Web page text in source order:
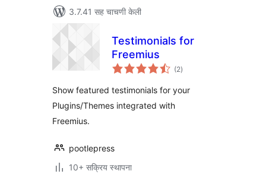
3.7.41 सह चाचणी केली
Testimonials for
Freemius
(2एकूण
मूल्यांकन
)
Show featured testimonials for your
Plugins/Themes integrated with
Freemius.
pootlepress
10+ सक्रिय स्थापना